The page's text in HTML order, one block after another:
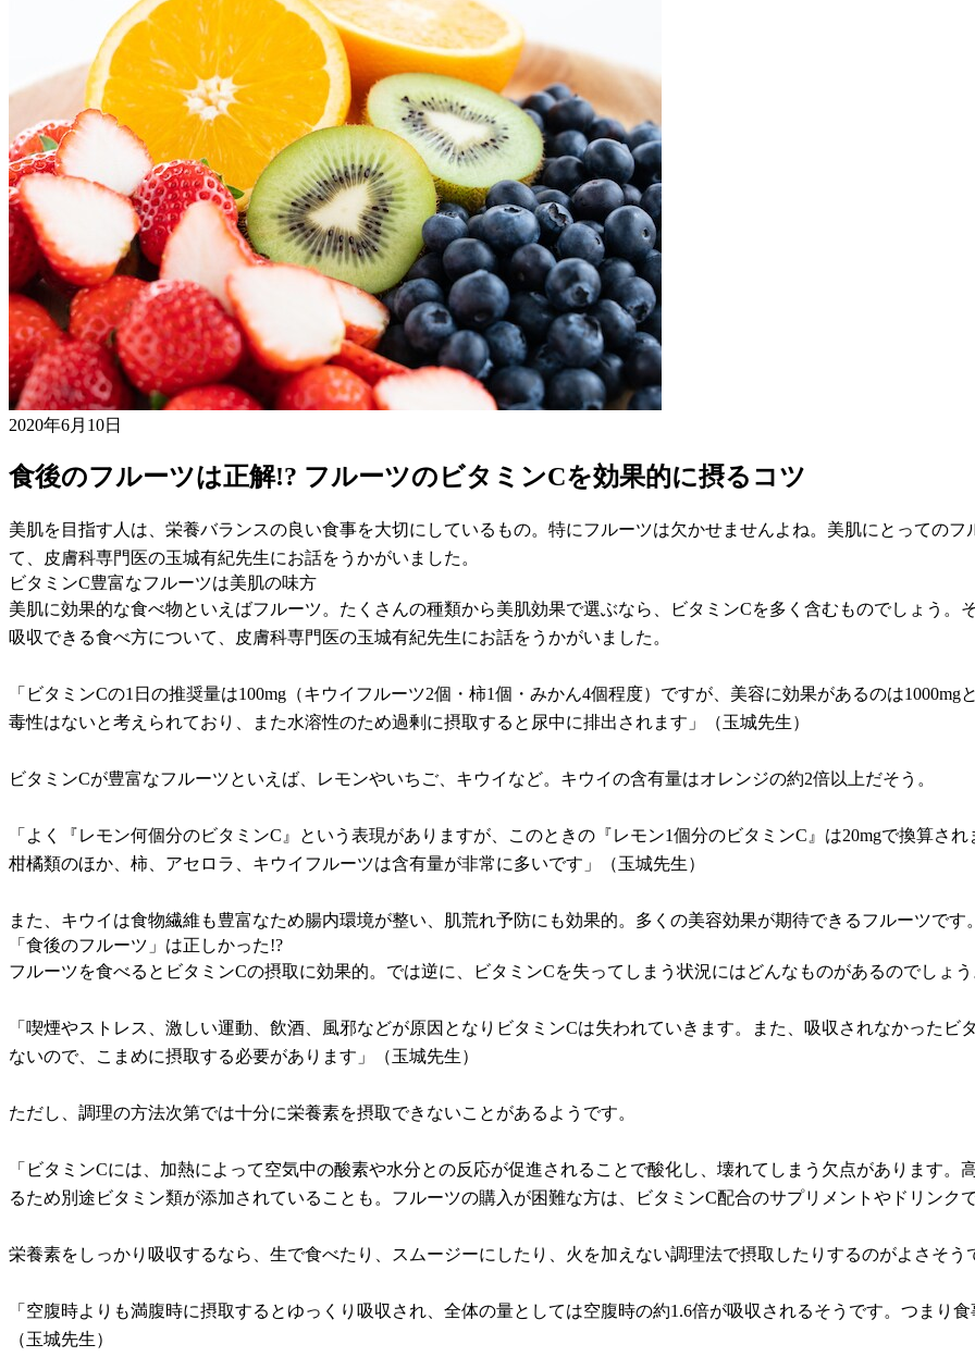
2020年6月10日
食後のフルーツは正解!? フルーツのビタミンCを効果的に摂るコツ
美肌を目指す人は、栄養バランスの良い食事を大切にしているもの。特にフルーツは欠かせませんよね。美肌にとっての
て、皮膚科専門医の玉城有紀先生にお話をうかがいました。
ビタミンC豊富なフルーツは美肌の味方
美肌に効果的な食べ物といえばフルーツ。たくさんの種類から美肌効果で選ぶなら、ビタミンCを多く含むものでしょう
吸収できる食べ方について、皮膚科専門医の玉城有紀先生にお話をうかがいました。
「ビタミンCの1日の推奨量は100mg（キウイフルーツ2個・柿1個・みかん4個程度）ですが、美容に効果があるのは
毒性はないと考えられており、また水溶性のため過剰に摂取すると尿中に排出されます」（玉城先生）
ビタミンCが豊富なフルーツといえば、レモンやいちご、キウイなど。キウイの含有量はオレンジの約2倍以上だそう。
「よく『レモン何個分のビタミンC』という表現がありますが、このときの『レモン1個分のビタミンC』は20mgで換算さ
柑橘類のほか、柿、アセロラ、キウイフルーツは含有量が非常に多いです」（玉城先生）
また、キウイは食物繊維も豊富なため腸内環境が整い、肌荒れ予防にも効果的。多くの美容効果が期待できるフルーツです。
「食後のフルーツ」は正しかった!?
フルーツを食べるとビタミンCの摂取に効果的。では逆に、ビタミンCを失ってしまう状況にはどんなものがあるのでしょう
「喫煙やストレス、激しい運動、飲酒、風邪などが原因となりビタミンCは失われていきます。また、吸収されなかった
ないので、こまめに摂取する必要があります」（玉城先生）
ただし、調理の方法次第では十分に栄養素を摂取できないことがあるようです。
「ビタミンCには、加熱によって空気中の酸素や水分との反応が促進されることで酸化し、壊れてしまう欠点があります
るため別途ビタミン類が添加されていることも。フルーツの購入が困難な方は、ビタミンC配合のサプリメントやドリンク
栄養素をしっかり吸収するなら、生で食べたり、スムージーにしたり、火を加えない調理法で摂取したりするのがよさそう
「空腹時よりも満腹時に摂取するとゆっくり吸収され、全体の量としては空腹時の約1.6倍が吸収されるそうです。つまり
（玉城先生）